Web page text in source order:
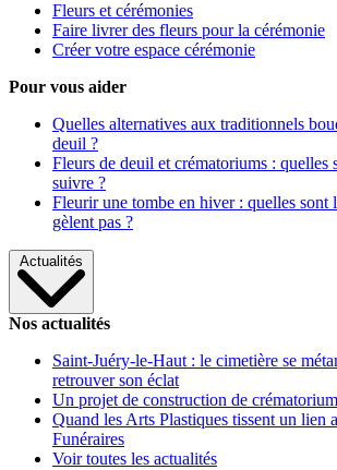
Fleurs et cérémonies
Faire livrer des fleurs pour la cérémonie
Créer votre espace cérémonie
Pour vous aider
Quelles alternatives aux traditionnels
deuil ?
Fleurs de deuil et crématoriums : quelles
suivre ?
Fleurir une tombe en hiver : quelles sont
gèlent pas ?
Actualités
Nos actualités
Saint-Juéry-le-Haut : le cimetière se
retrouver son éclat
Un projet de construction de
Quand les Arts Plastiques tissent un lien
Funéraires
Voir toutes les actualités